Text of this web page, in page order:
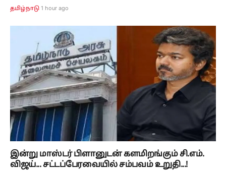
தமிழ்நாடு 1 hour ago
இன்று மாஸ்டர் பிளானுடன் களமிறங்கும் சி.எம்.
விஜய்... சட்டப்பேரவையில் சம்பவம் உறுதி...!